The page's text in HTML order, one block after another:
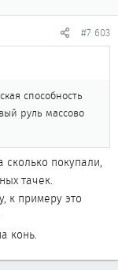
#7 603
способность
руль массово
покупали,
тачек.
к примеру это
конь.